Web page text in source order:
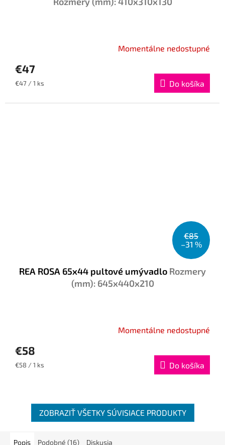
Momentálne nedostupné
€47
Jednotková
€47 / 1 ks Do košíka
€85
–31 %
REA ROSA 65x44 pultové umývadlo Rozmery
(mm): 645x440x210
Momentálne nedostupné
€58
Jednotková
€58 / 1 ks Do košíka
ZOBRAZIŤ VŠETKY SÚVISIACE PRODUKTY
Popis Podobné (16) Diskusia